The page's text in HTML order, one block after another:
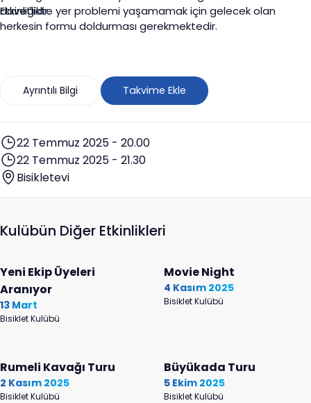
davetlidir.
Etkinliğikte yer problemi yaşamamak için gelecek olan
herkesin formu doldurması gerekmektedir.
Ayrıntılı Bilgi Takvime Ekle
22 Temmuz 2025 - 20.00
22 Temmuz 2025 - 21.30
Bisikletevi
Kulübün Diğer Etkinlikleri
Yeni Ekip Üyeleri
Aranıyor
13 Mart
Bisiklet Kulübü
Movie Night
4 Kasım 2025
Bisiklet Kulübü
Rumeli Kavağı Turu
2 Kasım 2025
Bisiklet Kulübü
Büyükada Turu
5 Ekim 2025
Bisiklet Kulübü